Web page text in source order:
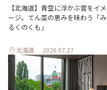
【北海道】青空に浮かぶ雲をイメ
ージ。てん菜の恵みを味わう「み
るくのくも」
北海道 2026.07.27